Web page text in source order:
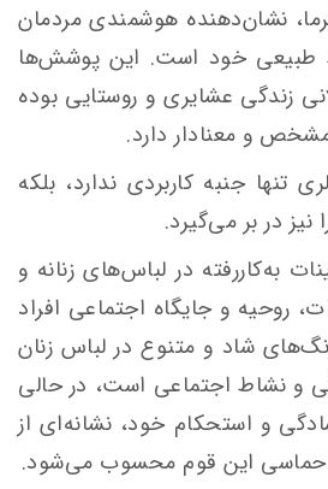
نشان‌دهنده هوشمندی مردمان
طبیعی خود است. این پوشش‌ها
زندگی عشایری و روستایی بوده
و معنادار دارد.
تنها جنبه کاربردی ندارد، بلکه
در بر می‌گیرد.
به‌کاررفته در لباس‌های زنانه و
روحیه و جایگاه اجتماعی افراد
شاد و متنوع در لباس زنان
و نشاط اجتماعی است، در حالی
و استحکام خود، نشانه‌ای از
حماسی این قوم محسوب می‌شود.